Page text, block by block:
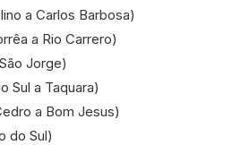
a Carlos Barbosa)
a Rio Carrero)
Jorge)
Sul a Taquara)
a Bom Jesus)
do Sul)